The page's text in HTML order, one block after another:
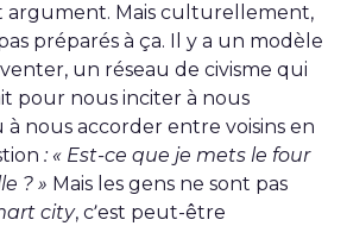
argument. Mais culturellement,
préparés à ça. Il y a un modèle
un réseau de civisme qui
pour nous inciter à nous
nous accorder entre voisins en
: « Est-ce que je mets le four
? » Mais les gens ne sont pas
city, c’est peut-être